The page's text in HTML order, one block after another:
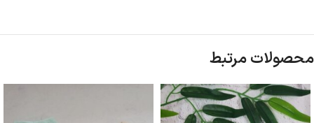
محصولات مرتبط